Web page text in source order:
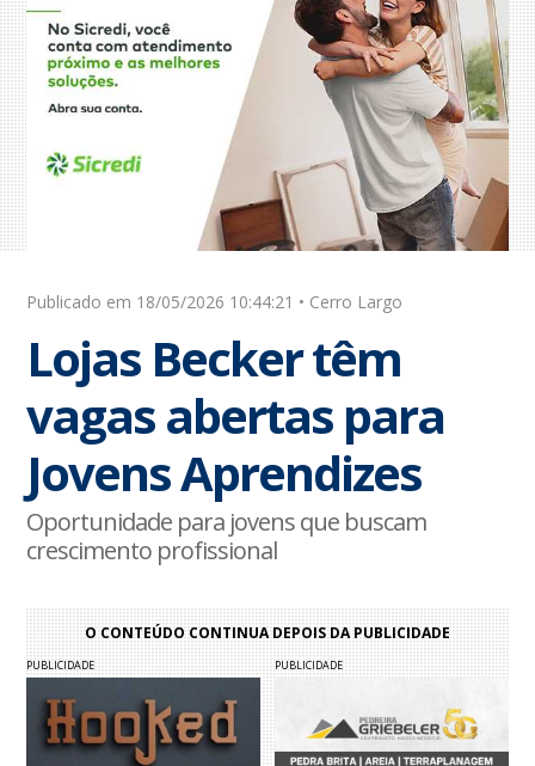
Publicado em 18/05/2026 10:44:21 • Cerro Largo
Lojas Becker têm
vagas abertas para
Jovens Aprendizes
Oportunidade para jovens que buscam
crescimento profissional
O CONTEÚDO CONTINUA DEPOIS DA PUBLICIDADE
PUBLICIDADE PUBLICIDADE